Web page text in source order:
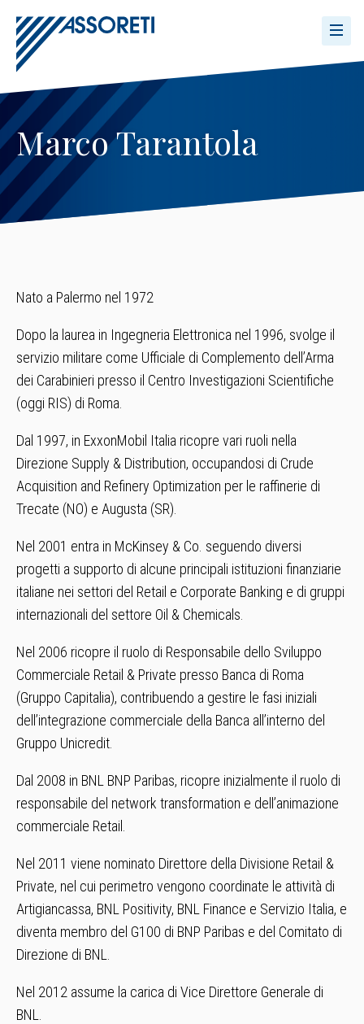
Marco Tarantola
Nato a Palermo nel 1972
Dopo la laurea in Ingegneria Elettronica nel 1996, svolge il
servizio militare come Ufficiale di Complemento dell’Arma
dei Carabinieri presso il Centro Investigazioni Scientifiche
(oggi RIS) di Roma.
Dal 1997, in ExxonMobil Italia ricopre vari ruoli nella
Direzione Supply & Distribution, occupandosi di Crude
Acquisition and Refinery Optimization per le raffinerie di
Trecate (NO) e Augusta (SR).
Nel 2001 entra in McKinsey & Co. seguendo diversi
progetti a supporto di alcune principali istituzioni finanziarie
italiane nei settori del Retail e Corporate Banking e di gruppi
internazionali del settore Oil & Chemicals.
Nel 2006 ricopre il ruolo di Responsabile dello Sviluppo
Commerciale Retail & Private presso Banca di Roma
(Gruppo Capitalia), contribuendo a gestire le fasi iniziali
dell’integrazione commerciale della Banca all’interno del
Gruppo Unicredit.
Dal 2008 in BNL BNP Paribas, ricopre inizialmente il ruolo di
responsabile del network transformation e dell’animazione
commerciale Retail.
Nel 2011 viene nominato Direttore della Divisione Retail &
Private, nel cui perimetro vengono coordinate le attività di
Artigiancassa, BNL Positivity, BNL Finance e Servizio Italia, e
diventa membro del G100 di BNP Paribas e del Comitato di
Direzione di BNL.
Nel 2012 assume la carica di Vice Direttore Generale di
BNL.